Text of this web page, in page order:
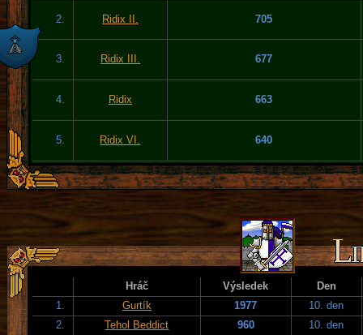
2. Ridix II. 705
3. Ridix III. 677
4. Ridix 663
5. Ridix VI. 640
Hráč Výsledek
Den
1.
Gurtík 1977
10. den
2.
Tehol Beddict 960
10. den